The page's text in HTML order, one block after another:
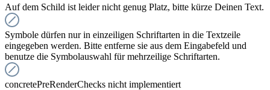
Auf dem Schild ist leider nicht genug Platz, bitte kürze Deinen Text.
Symbole dürfen nur in einzeiligen Schriftarten in die Textzeile
eingegeben werden. Bitte entferne sie aus dem Eingabefeld und
benutze die Symbolauswahl für mehrzeilige Schriftarten.
concretePreRenderChecks nicht implementiert